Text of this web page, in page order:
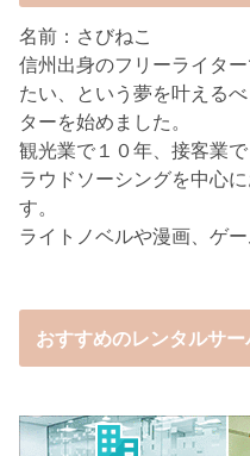
名前：さびねこ
信州出身のフリーライタ
たい、という夢を叶える
ターを始めました。
観光業で１０年、接客業
ラウドソーシングを中心
す。
ライトノベルや漫画、ゲー
おすすめのレンタルサー